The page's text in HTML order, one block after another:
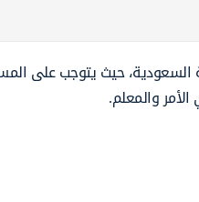
السعودية، حيث يتوجب على
والمعلم.